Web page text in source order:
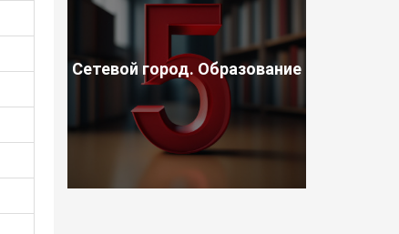
Сетевой город. Образование